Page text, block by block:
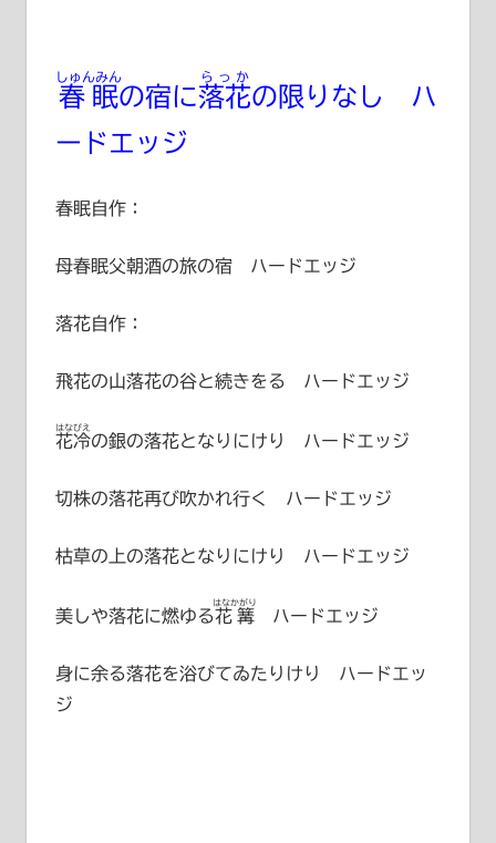
春眠
しゅんみん
の宿に落花
らっか
の限りなし ハ
ードエッジ
春眠自作：
母春眠父朝酒の旅の宿 ハードエッジ
落花自作：
飛花の山落花の谷と続きをる ハードエッジ
花冷
はなびえ
の銀の落花となりにけり ハードエッジ
切株の落花再び吹かれ行く ハードエッジ
枯草の上の落花となりにけり ハードエッジ
美しや落花に燃ゆる花篝
はなかがり
ハードエッジ
身に余る落花を浴びてゐたりけり ハードエッ
ジ